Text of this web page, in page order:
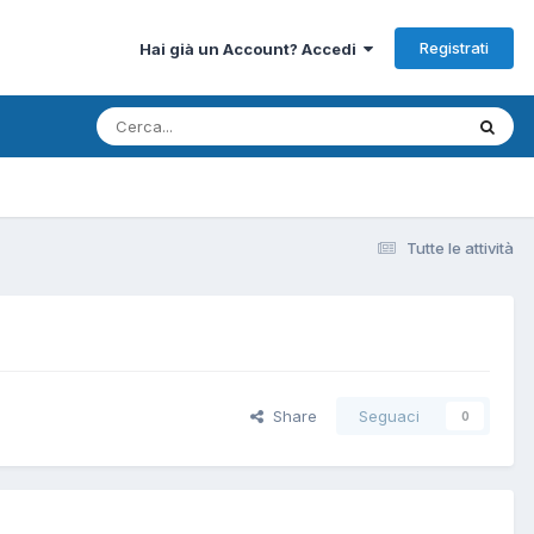
Hai già un Account? Accedi Registrati
Tutte le attività
Share Seguaci 0